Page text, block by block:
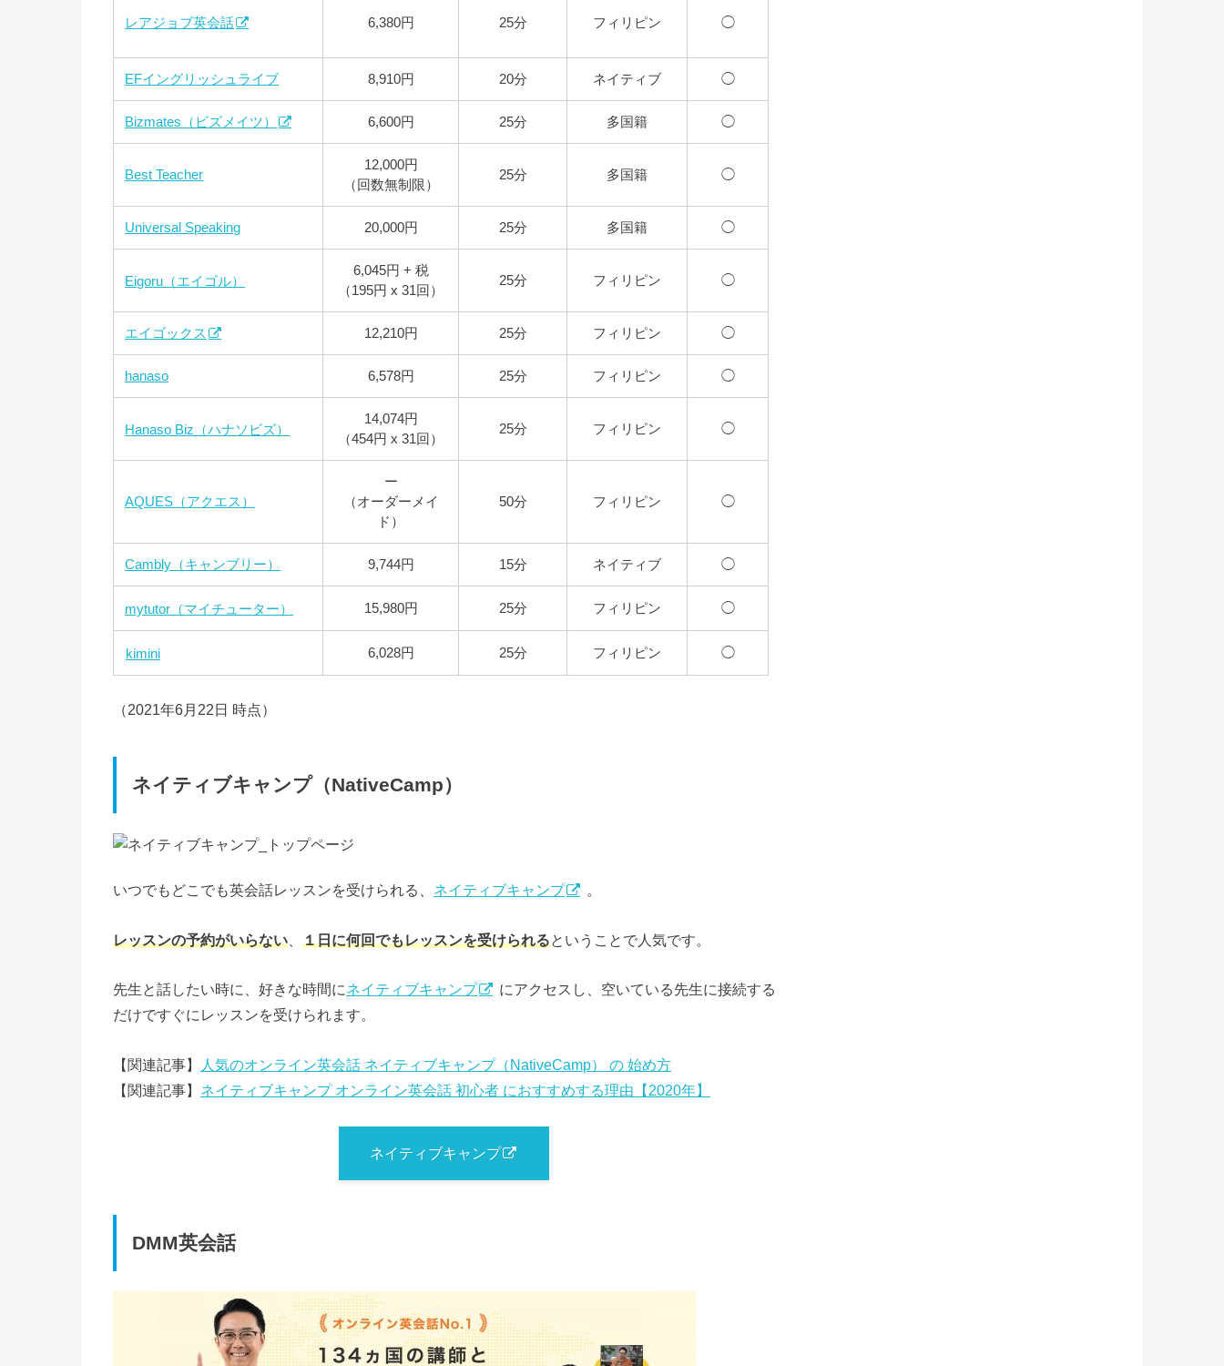
レアジョブ英会話 6,380円 25分 フィリピン ◯
EFイングリッシュライブ 8,910円 20分 ネイティブ ◯
Bizmates（ビズメイツ） 6,600円 25分 多国籍 ◯
Best Teacher
12,000円
（回数無制限）
25分 多国籍 ◯
Universal Speaking 20,000円 25分 多国籍 ◯
Eigoru（エイゴル）
6,045円 + 税
（195円 x 31回）
25分 フィリピン ◯
エイゴックス 12,210円 25分 フィリピン ◯
hanaso 6,578円 25分 フィリピン ◯
Hanaso Biz（ハナソビズ）
14,074円
（454円 x 31回）
25分 フィリピン ◯
AQUES（アクエス）
ー
（オーダーメイ
ド）
50分 フィリピン ◯
Cambly（キャンブリー） 9,744円 15分 ネイティブ ◯
mytutor（マイチューター） 15,980円 25分 フィリピン ◯
kimini 6,028円 25分 フィリピン ◯
（2021年6月22日 時点）
ネイティブキャンプ（NativeCamp）
いつでもどこでも英会話レッスンを受けられる、 ネイティブキャンプ 。
レッスンの予約がいらない １日に何回でもレッスンを受けられるということで人気です。
先生と話したい時に、好きな時間にネイティブキャンプ
にアクセスし、空いている先生に接続する
だけですぐにレッスンを受けられます。
【関連記事】
人気のオンライン英会話 ネイティブキャンプ（NativeCamp） の 始め方
【関連記事】 ネイティブキャンプ オンライン英会話 初心者 におすすめする理由【2020年】
ネイティブキャンプ
DMM英会話